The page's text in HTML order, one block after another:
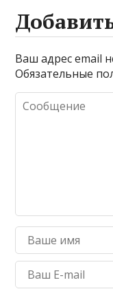
Ваш адрес email
Обязательные